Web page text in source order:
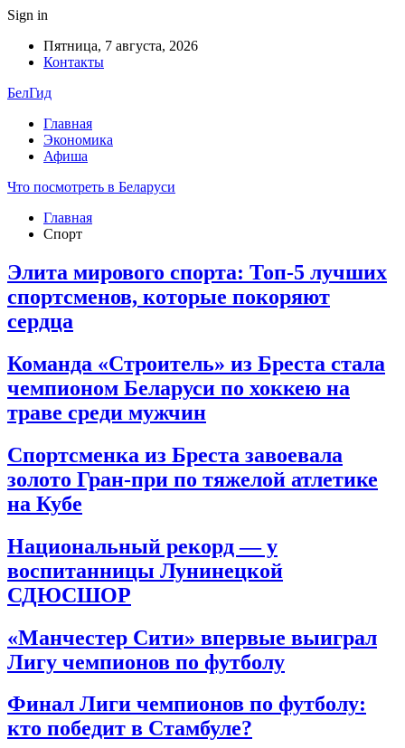
Sign in
Пятница, 7 августа, 2026
Контакты
БелГид
Главная
Экономика
Афиша
Что посмотреть в Беларуси
Главная
Спорт
Элита мирового спорта: Топ-5 лучших
спортсменов, которые покоряют
сердца
Команда «Строитель» из Бреста стала
чемпионом Беларуси по хоккею на
траве среди мужчин
Спортсменка из Бреста завоевала
золото Гран-при по тяжелой атлетике
на Кубе
Национальный рекорд — у
воспитанницы Лунинецкой
СДЮСШОР
«Манчестер Сити» впервые выиграл
Лигу чемпионов по футболу
Финал Лиги чемпионов по футболу:
кто победит в Стамбуле?